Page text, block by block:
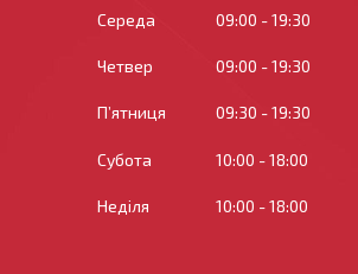
Середа 09:00 19:30
Четвер 09:00 19:30
Пʼятниця 09:30 19:30
Субота 10:00 18:00
Неділя 10:00 18:00